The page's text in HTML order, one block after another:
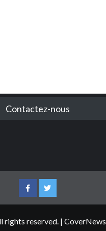
Contactez-nous
FacebookTwitter
reserved. | CoverNews